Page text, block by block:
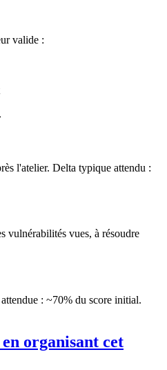
valide :
l'atelier. Delta typique attendu :
vulnérabilités vues, à résoudre
: ~70% du score initial.
organisant cet